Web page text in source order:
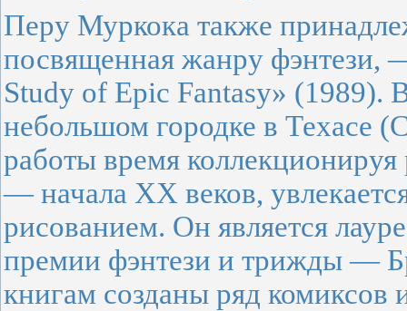
Перу Муркока также
посвященная жанру фэнтези,
Study of Epic Fantasy» (1989).
небольшом городке в Техасе
работы время
— начала XX веков,
рисованием. Он является
премии фэнтези и трижды —
книгам созданы ряд комиксов